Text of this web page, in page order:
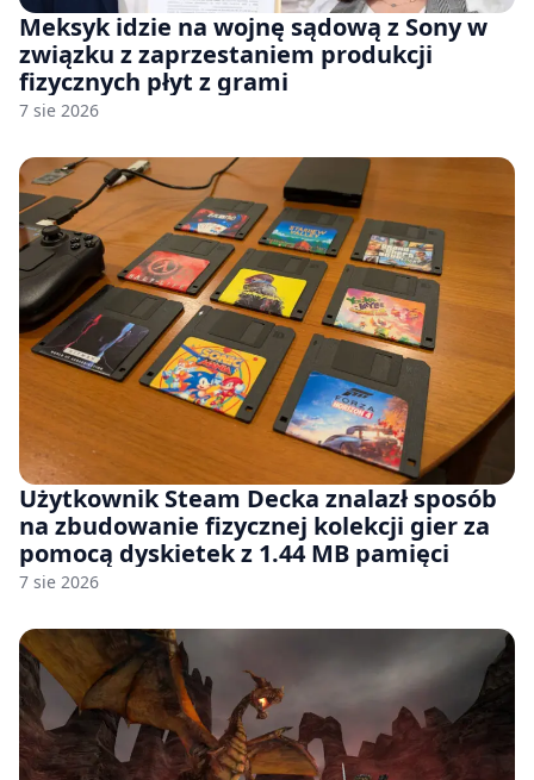
Meksyk idzie na wojnę sądową z Sony w
związku z zaprzestaniem produkcji
fizycznych płyt z grami
7 sie 2026
Użytkownik Steam Decka znalazł sposób
na zbudowanie fizycznej kolekcji gier za
pomocą dyskietek z 1.44 MB pamięci
7 sie 2026